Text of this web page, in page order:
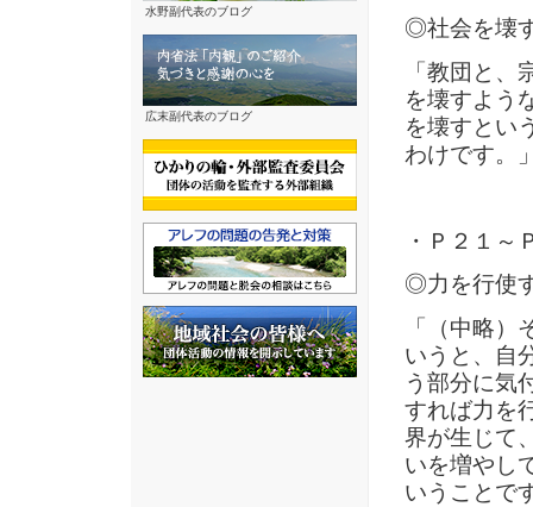
◎社会を壊
「教団と
を壊すよう
を壊すとい
わけです。
・Ｐ２１～
◎力を行使
「（中略
いうと、自
う部分に気
すれば力を
界が生じて
いを増やし
いうことで
水野副代表のブログ
広末副代表のブログ